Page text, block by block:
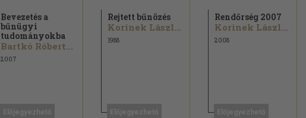
Bevezetés a
bűnügyi
tudományokba
Bartkó Róbert...
2007
Rejtett bűnözés
Korinek László...
1988
Rendőrség 2007
Korinek László...
2008